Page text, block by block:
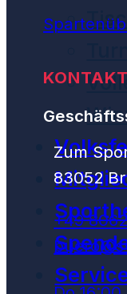
KONTAKT
Zum
83052
+49